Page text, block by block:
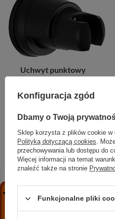
Uchwyt punktowy
słuchawki z przyssawką
+ Dodaj do porównania
POLECAMY
Konfiguracja zgód
Dbamy o Twoją
Sklep korzysta z plików cookie w
Polityką dotyczącą cookies.
przechowywania lub dostępu do
Więcej informacji na temat
znaleźć także na stronie
Funkcjonalne pliki